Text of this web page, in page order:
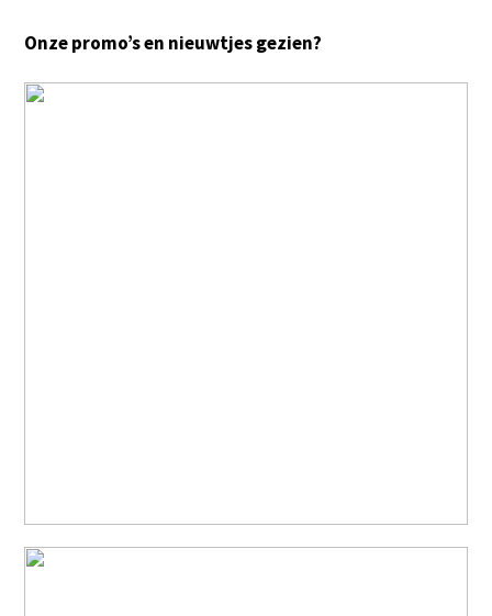
Onze promo’s en nieuwtjes gezien?